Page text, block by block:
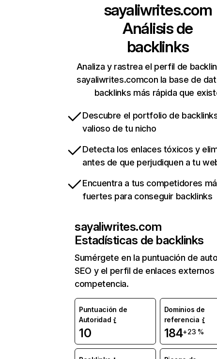
sayaliwrites.com
Análisis de
backlinks
Analiza y rastrea el perfil de
sayaliwrites.comcon la base de
backlinks más rápida que
Descubre el portfolio de
valioso de tu nicho
Detecta los enlaces tóxicos y
antes de que perjudiquen a tu
Encuentra a tus competidores
fuertes para conseguir backlinks
sayaliwrites.com
Estadísticas de backlinks
Sumérgete en la puntuación de
SEO y el perfil de enlaces externos
competencia.
Puntuación de
Autoridad
10
Dominios de
referencia
184+23 %